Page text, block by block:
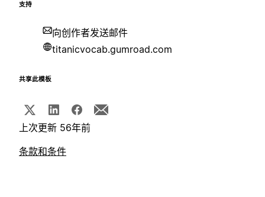
支持
向创作者发送邮件
titanicvocab.gumroad.com
共享此模板
上次更新 56年前
条款和条件